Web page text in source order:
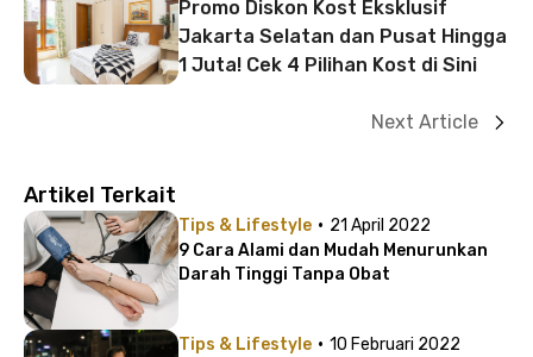
Promo Diskon Kost Eksklusif
Jakarta Selatan dan Pusat Hingga
1 Juta! Cek 4 Pilihan Kost di Sini
Next Article
Artikel Terkait
Tips & Lifestyle · 21 April 2022
9 Cara Alami dan Mudah Menurunkan
Darah Tinggi Tanpa Obat
Tips & Lifestyle · 10 Februari 2022